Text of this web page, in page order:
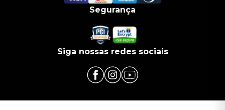
Segurança
Siga nossas redes sociais